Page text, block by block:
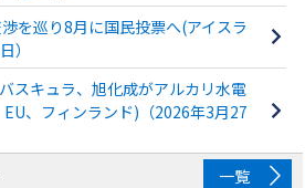
を巡り8月に国民投票へ(アイスラ
）
スキュラ、旭化成がアルカリ水電
、フィンランド)（2026年3月27
一覧